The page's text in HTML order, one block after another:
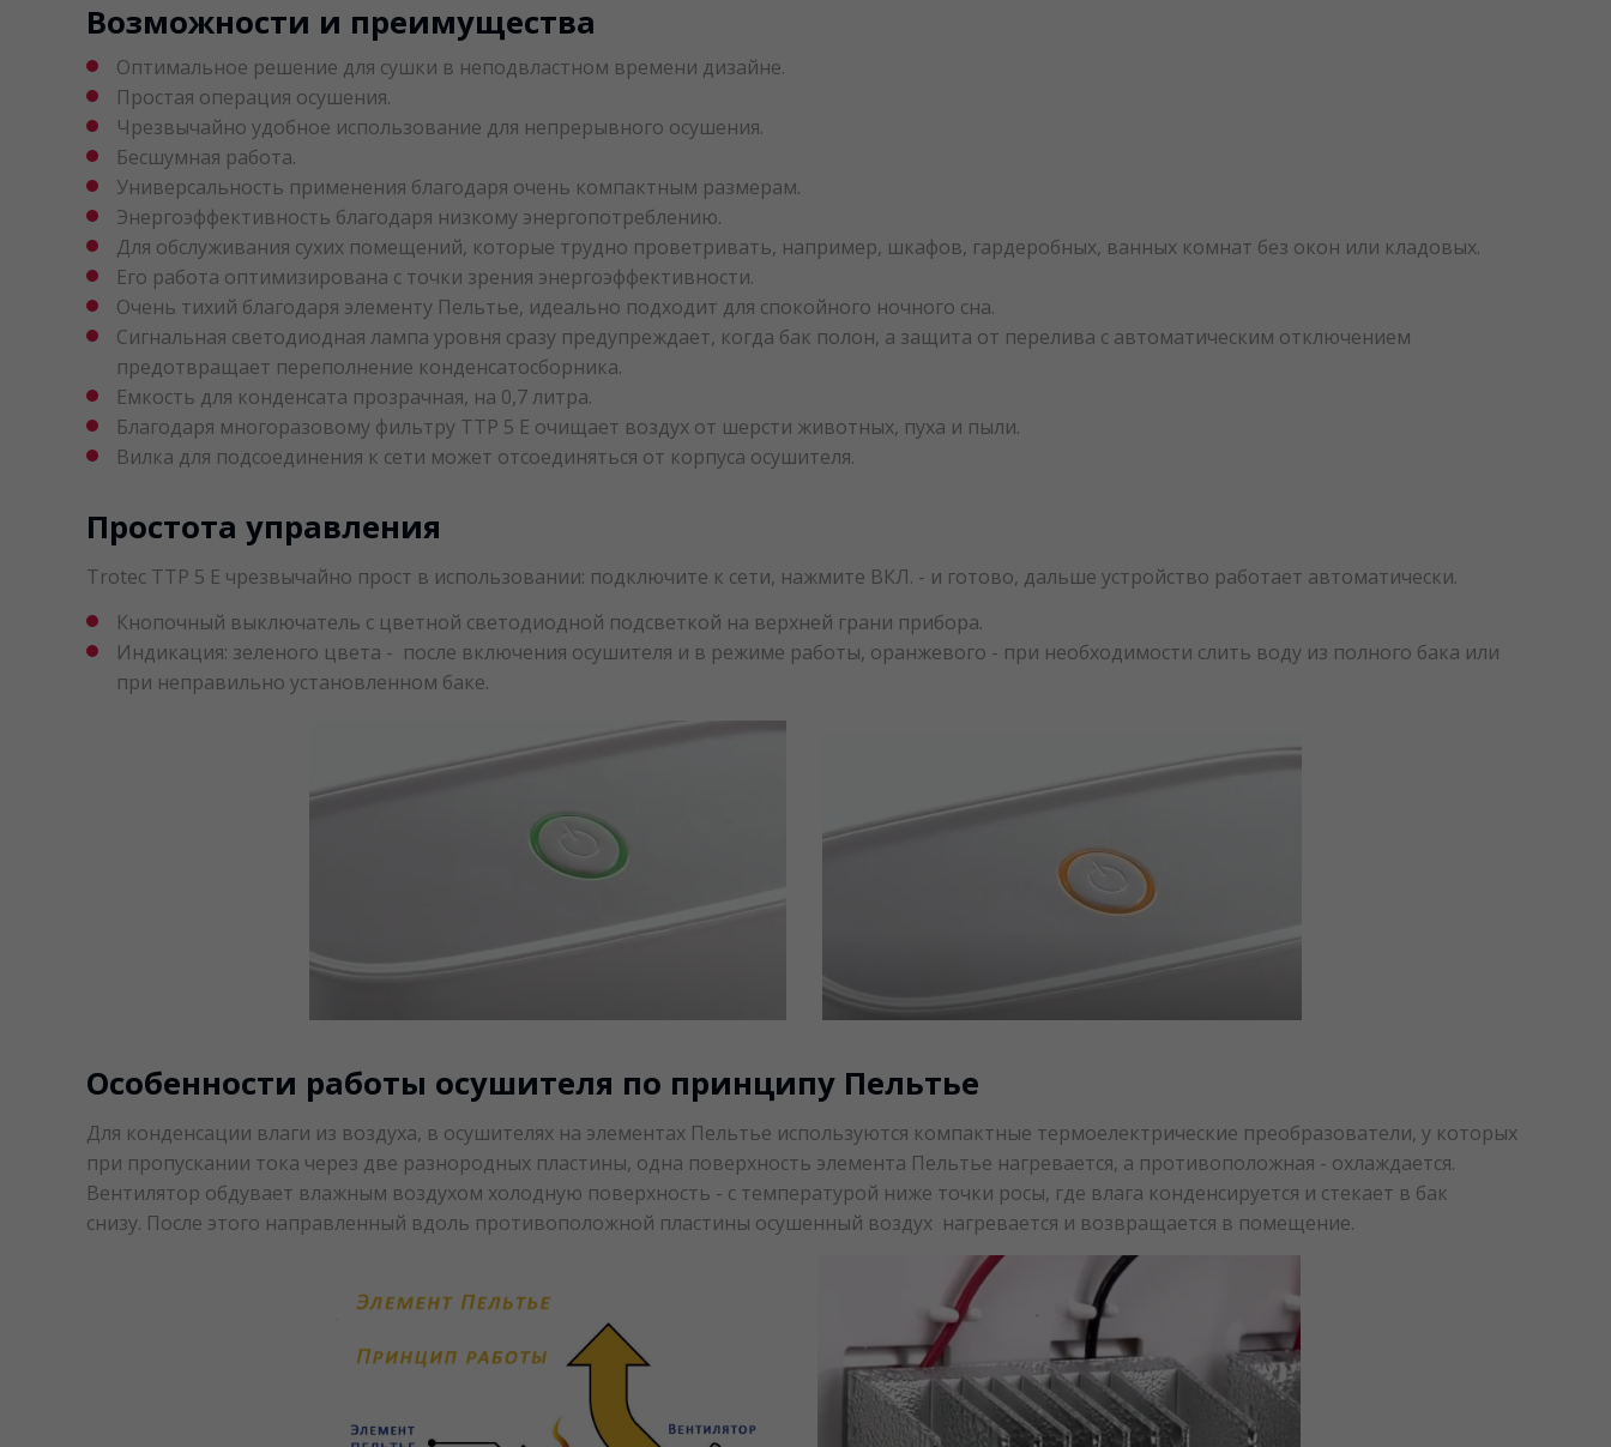
Возможности и преимущества
Оптимальное решение для сушки в неподвластном времени дизайне.
Простая операция осушения.
Чрезвычайно удобное использование для непрерывного осушения.
Бесшумная работа.
Универсальность применения благодаря очень компактным размерам.
Энергоэффективность благодаря низкому энергопотреблению.
Для обслуживания сухих помещений, которые трудно проветривать, например, шкафов, гардеробных, ванных комнат без окон или кладовых.
Его работа оптимизирована с точки зрения энергоэффективности.
Очень тихий благодаря элементу Пельтье, идеально подходит для спокойного ночного сна.
Сигнальная светодиодная лампа уровня сразу предупреждает, когда бак полон, а защита от перелива с автоматическим отключением
предотвращает переполнение конденсатосборника.
Емкость для конденсата прозрачная, на 0,7 литра.
Благодаря многоразовому фильтру TTP 5 E очищает воздух от шерсти животных, пуха и пыли.
Вилка для подсоединения к сети может отсоединяться от корпуса осушителя.
Простота управления
Trotec TTP 5 E чрезвычайно прост в использовании: подключите к сети, нажмите ВКЛ. - и готово, дальше устройство работает автоматически.
Кнопочный выключатель с цветной светодиодной подсветкой на верхней грани прибора.
Индикация: зеленого цвета - после включения осушителя и в режиме работы, оранжевого - при необходимости слить воду из полного бака или
при неправильно установленном баке.
Особенности работы осушителя по принципу Пельтье
Для конденсации влаги из воздуха, в осушителях на элементах Пельтье используются компактные термоелектрические преобразователи, у которых
при пропускании тока через две разнородных пластины, одна поверхность элемента Пельтье нагревается, а противоположная - охлаждается.
Вентилятор обдувает влажным воздухом холодную поверхность - с температурой ниже точки росы, где влага конденсируется и стекает в бак
снизу. После этого направленный вдоль противоположной пластины осушенный воздух нагревается и возвращается в помещение.